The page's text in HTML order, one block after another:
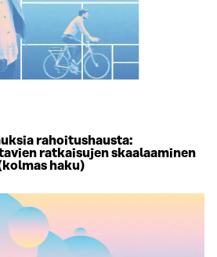
rahoitushausta:
ratkaisujen skaalaaminen
haku)